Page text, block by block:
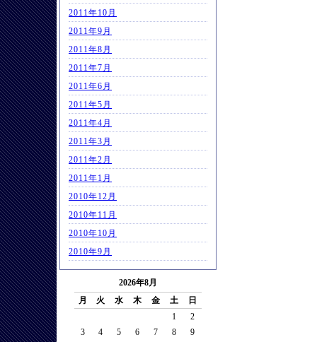
2011年10月
2011年9月
2011年8月
2011年7月
2011年6月
2011年5月
2011年4月
2011年3月
2011年2月
2011年1月
2010年12月
2010年11月
2010年10月
2010年9月
2026年8月
月
火 水 木 金 土 日
1
2
3
4 5 6 7 8
9